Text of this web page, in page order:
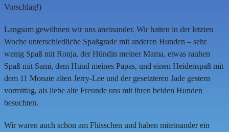
Vorschlag!)
Langsam gewöhnen wir uns aneinander. Wir hatten in der letzten
Woche unterschiedliche Spaßgrade mit anderen Hunden – sehr
wenig Spaß mit Ronja, der Hündin meiner Mama, etwas rauhen
Spaß mit Sami, dem Hund meines Papas, und einen Heidenspaß mit
dem 11 Monate alten Jerry-Lee und der gesetzteren Jade gestern
vormittag, als liebe alte Freunde uns mit ihren beiden Hunden
besuchten.
Wir waren auch schon am Flüsschen und haben miteinander ein